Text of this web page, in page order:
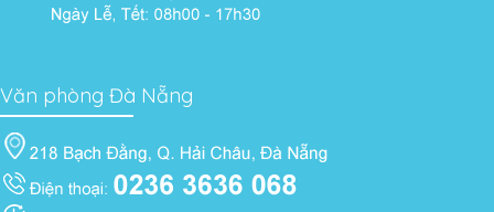
Văn phòng Đà Nẵng